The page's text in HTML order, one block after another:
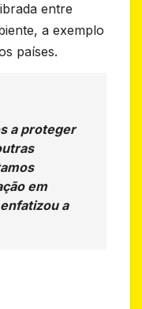
entre
a exemplo
países.
a proteger
em
a